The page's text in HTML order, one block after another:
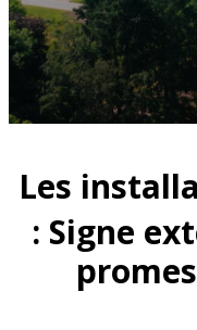
Les
: Signe